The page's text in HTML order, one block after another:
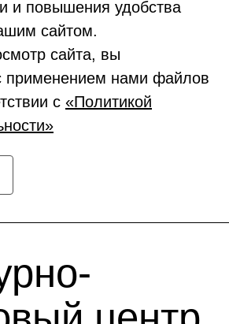
и повышения удобства
сайтом.
сайта, вы
применением нами файлов
с «Политикой